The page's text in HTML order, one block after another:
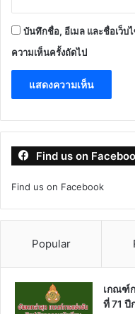
บันทึกชื่อ, อีเมล และชื่อเว็บ
ความเห็นครั้งถัดไป
Find us on
Find us on Facebook
Popular
เกณฑ์
ที่ 71 ปี